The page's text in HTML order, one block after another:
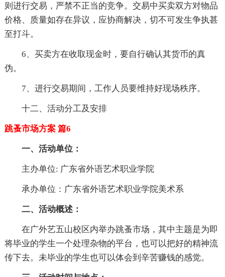
则进行交易，严禁不正当的竞争。交易中买卖双方对物品
价格、质量如存在异议，应协商解决，切不可发生争执甚
至打斗。
6、买卖方在收取现金时，要自行确认其货币的真
伪。
7、进行交易期间，工作人员要维持好现场秩序。
十二、活动分工及安排
跳蚤市场方案 篇6
一、活动单位：
主办单位: 广东省外语艺术职业学院
承办单位：广东省外语艺术职业学院美术系
二、活动概述：
在广外艺五山校区内举办跳蚤市场，其中主题是为即
将毕业的学生一个处理杂物的平台，也可以把好的精神流
传下去。未毕业的学生也可以体会到辛苦赚钱的感觉。